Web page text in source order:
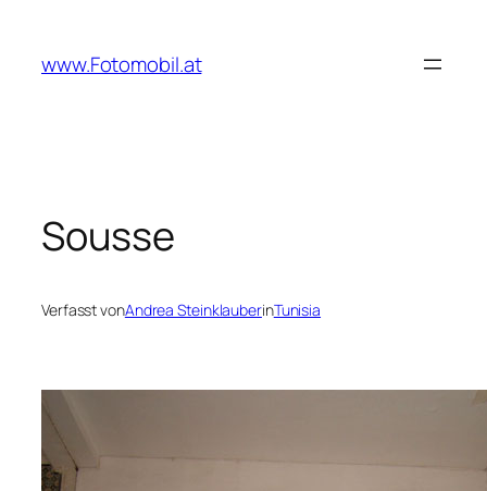
springen
www.Fotomobil.at
Sousse
Verfasst vonAndrea SteinklauberinTunisia